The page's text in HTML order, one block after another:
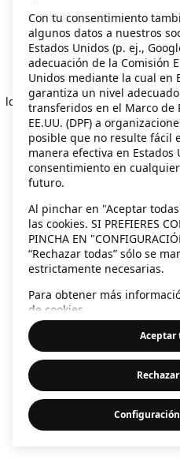
Application error: a client-
loadingsecondhand.ikea.com
Con tu consentimiento
algunos datos a nuestros
Estados Unidos (p. ej.,
adecuación de la Comisión
Unidos mediante la cual en
garantiza un nivel
transferidos en el Marco de
EE.UU. (DPF) a
posible que no resulte fácil
manera efectiva en
consentimiento en
futuro.
Al pinchar en "Aceptar
las cookies. SI PREFIERES
PINCHA EN
“Rechazar todas” sólo se
estrictamente necesarias.
Para obtener más
de cookies
Aceptar